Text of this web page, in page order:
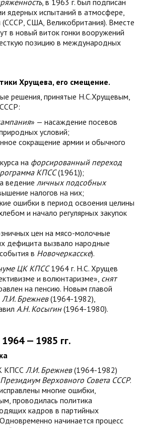
, в 1963 г. был подписан
ядерных испытаний в атмосфере,
США, Великобритания). Вместе
в новый виток гонки вооружений
позицию в международных
Хрущева, его смещение.
решения, принятые Н.С.Хрущевым,
» — насаждение посевов
условий;
сокращение армии и обычного
на форсированный переход
КПСС(1961));
ведение личных подсобных
налогов на них;
ошибки в период освоения целины
и начало регулярных закупок
цен на мясо-молочные
дефицита вызвало народные
в Новочеркасске).
ЦК КПСС1964 г. Н.С. Хрущев
и волюнтаризме», снят
на пенсию. Новым главой
Л.И. Брежнев(1964-1982),
А.Н. Косыгин(1964-1980).
— 1985 гг.
КПСС Л.И. Брежнев(1964-1982)
Президиум Верховного Совета СССР.
многие ошибки,
проводилась политика
кадров в партийных
начинается процесс